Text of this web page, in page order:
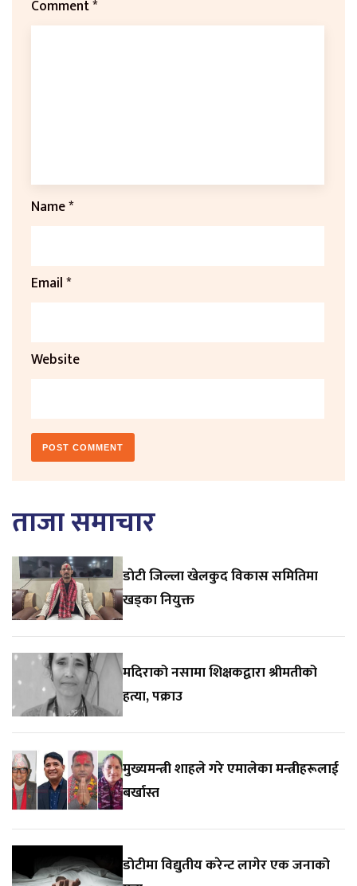
Comment*
Name*
Email*
Website
ताजा समाचार
डाेटी जिल्ला खेलकुद विकास समितिमा
खड्का नियुक्त
मदिराको नसामा शिक्षकद्वारा श्रीमतीको
हत्या, पक्राउ
मुख्यमन्त्री शाहले गरे एमालेका मन्त्रीहरूलाई
बर्खास्त
डोटीमा विद्युतीय करेन्ट लागेर एक जनाको